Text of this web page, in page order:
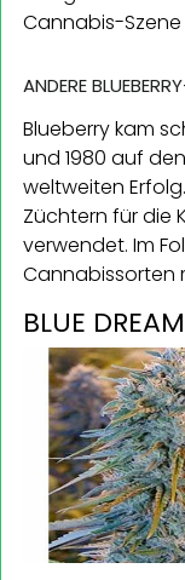
Cannabis-
ANDERE
Blueberry kam
und 1980 auf
weltweiten
Züchtern für die
verwendet. Im
Cannabissorten
BLUE DREAM